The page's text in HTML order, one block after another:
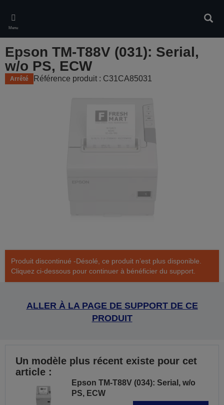
main
content
Menu
Epson TM-T88V (031): Serial,
w/o PS, ECW
Arrêté Référence produit : C31CA85031
Produit discontinué -Désolé, ce produit n’est plus disponible.
Cliquez ci-dessous pour continuer à bénéficier du support.
ALLER À LA PAGE DE SUPPORT DE CE
PRODUIT
Un modèle plus récent existe pour cet
article :
Epson TM-T88V (034): Serial, w/o
PS, ECW